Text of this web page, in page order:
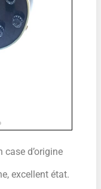
case d’origine
excellent état.